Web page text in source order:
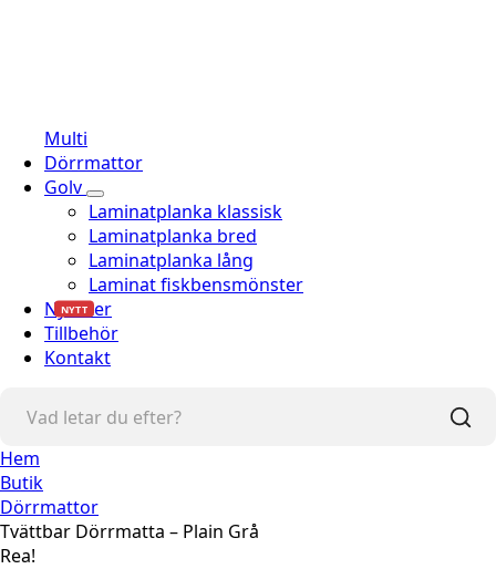
Multi
Dörrmattor
Golv
Laminatplanka klassisk
Laminatplanka bred
Laminatplanka lång
Laminat fiskbensmönster
Nyheter
NYTT
Tillbehör
Kontakt
Hem
Butik
Dörrmattor
Tvättbar Dörrmatta – Plain Grå
Rea!